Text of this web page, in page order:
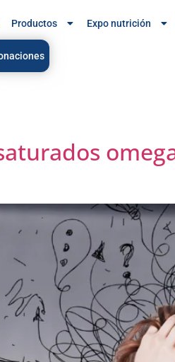
Productos Expo nutrición